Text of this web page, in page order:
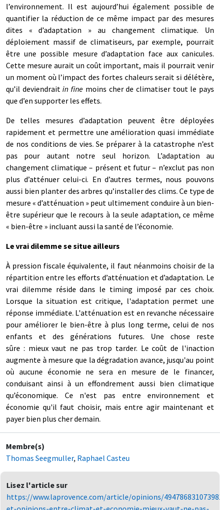
l’environnement. Il est aujourd’hui également possible de
quantifier la réduction de ce même impact par des mesures
dites « d’adaptation » au changement climatique. Un
déploiement massif de climatiseurs, par exemple, pourrait
être une possible mesure d’adaptation face aux canicules.
Cette mesure aurait un coût important, mais il pourrait venir
un moment où l’impact des fortes chaleurs serait si délétère,
qu’il deviendraitin fine moins cher de climatiser tout le pays
que d’en supporter les effets.
De telles mesures d’adaptation peuvent être déployées
rapidement et permettre une amélioration quasi immédiate
de nos conditions de vies. Se préparer à la catastrophe n’est
pas pour autant notre seul horizon. L’adaptation au
changement climatique – présent et futur – n’exclut pas non
plus d’atténuer celui-ci. En d’autres termes, nous pouvons
aussi bien planter des arbres qu’installer des clims. Ce type de
mesure « d’atténuation » peut ultimement conduire à un bien-
être supérieur que le recours à la seule adaptation, ce même
« bien-être » incluant aussi la santé de l’économie.
Le vrai dilemme se situe ailleurs
À pression fiscale équivalente, il faut néanmoins choisir de la
répartition entre les efforts d’atténuation et d’adaptation. Le
vrai dilemme réside dans le timing imposé par ces choix.
Lorsque la situation est critique, l'adaptation permet une
réponse immédiate. L'atténuation est en revanche nécessaire
pour améliorer le bien-être à plus long terme, celui de nos
enfants et des générations futures. Une chose reste
sûre : mieux vaut ne pas trop tarder. Le coût de l'inaction
augmente à mesure que la dégradation avance, jusqu'au point
où aucune économie ne sera en mesure de le financer,
conduisant ainsi à un effondrement aussi bien climatique
qu’économique. Ce n'est pas entre environnement et
économie qu'il faut choisir, mais entre agir maintenant et
payer bien plus cher demain.
Membre(s)
Thomas Seegmuller, Raphael Casteu
Lisez l'article sur
https://www.laprovence.com/article/opinions/